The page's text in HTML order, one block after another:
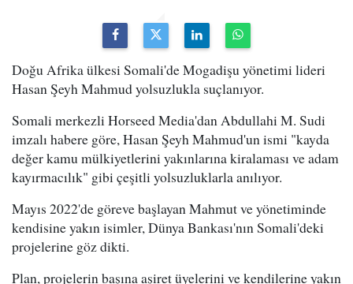
Doğu Afrika ülkesi Somali'de Mogadişu yönetimi lideri
Hasan Şeyh Mahmud yolsuzlukla suçlanıyor.
Somali merkezli Horseed Media'dan Abdullahi M. Sudi
imzalı habere göre, Hasan Şeyh Mahmud'un ismi "kayda
değer kamu mülkiyetlerini yakınlarına kiralaması ve adam
kayırmacılık" gibi çeşitli yolsuzluklarla anılıyor.
Mayıs 2022'de göreve başlayan Mahmut ve yönetiminde
kendisine yakın isimler, Dünya Bankası'nın Somali'deki
projelerine göz dikti.
Plan, projelerin başına aşiret üyelerini ve kendilerine yakın